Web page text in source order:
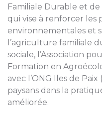
Familiale Durable et de
qui vise à renforcer les
environnementales et
l’agriculture familiale
sociale, l’Association
Formation en
avec l’ONG Iles de
paysans dans la
améliorée.